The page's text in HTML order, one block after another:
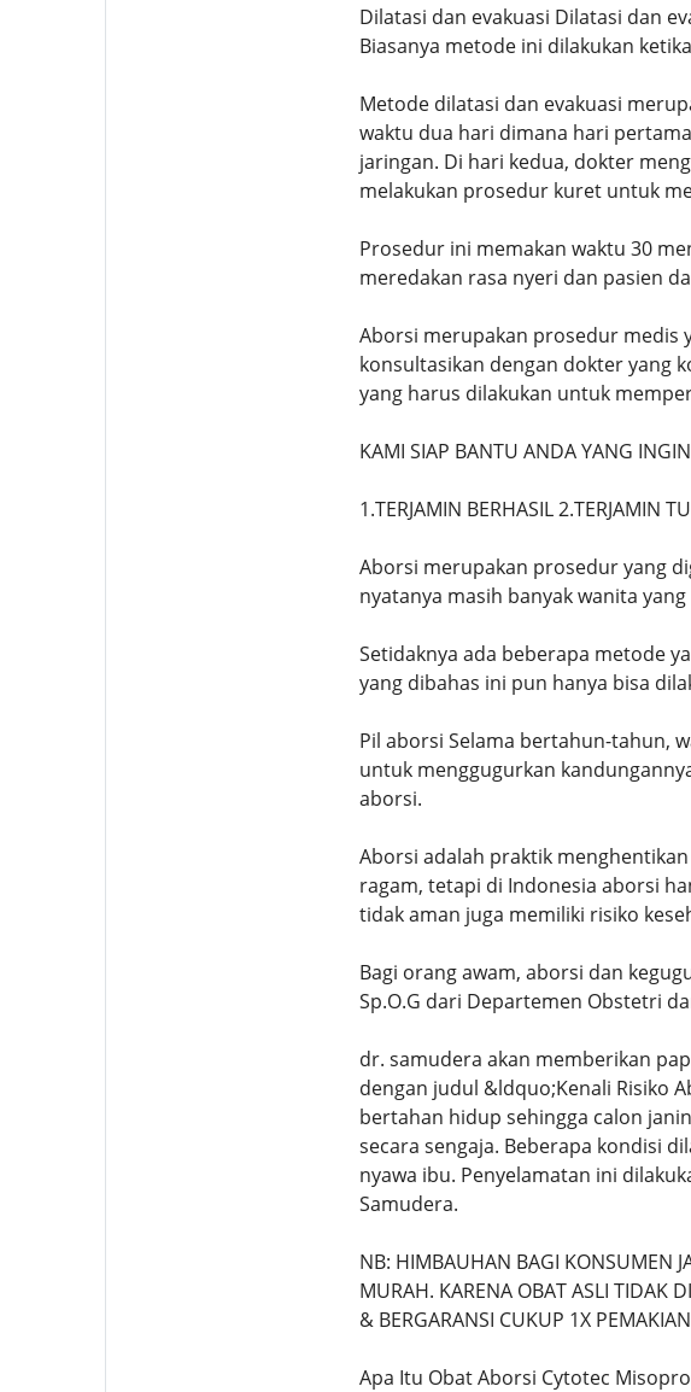
Dilatasi dan evakuasi Dilatasi dan
Biasanya metode ini dilakukan
Metode dilatasi dan evakuasi
waktu dua hari dimana hari
jaringan. Di hari kedua, dokter
melakukan prosedur kuret untuk
Prosedur ini memakan waktu 30
meredakan rasa nyeri dan pasien
Aborsi merupakan prosedur medis
konsultasikan dengan dokter yang
yang harus dilakukan untuk
KAMI SIAP BANTU ANDA YANG
1.TERJAMIN BERHASIL 2.TERJAMIN
Aborsi merupakan prosedur yang
nyatanya masih banyak wanita
Setidaknya ada beberapa metode
yang dibahas ini pun hanya bisa
Pil aborsi Selama bertahun-tahun,
untuk menggugurkan
aborsi.
Aborsi adalah praktik
ragam, tetapi di Indonesia aborsi
tidak aman juga memiliki risiko
Bagi orang awam, aborsi dan
Sp.O.G dari Departemen Obstetri
dr. samudera akan memberikan
dengan judul &ldquo;Kenali Risiko
bertahan hidup sehingga calon
secara sengaja. Beberapa kondisi
nyawa ibu. Penyelamatan ini
Samudera.
NB: HIMBAUHAN BAGI KONSUMEN
MURAH. KARENA OBAT ASLI TIDAK
& BERGARANSI CUKUP 1X
Apa Itu Obat Aborsi Cytotec